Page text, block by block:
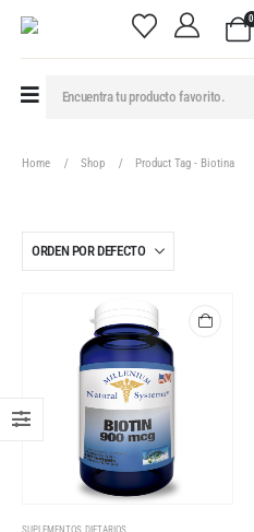
0
Home Shop Product Tag - Biotina